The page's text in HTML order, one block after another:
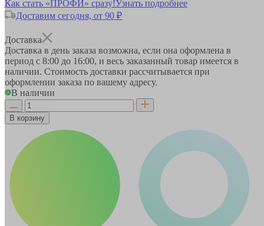
Как стать «ПРОФИ» сразу!Узнать подробнее
Доставим сегодня, от 90 ₽
Доставка
Доставка в день заказа возможна, если она оформлена в
период с 8:00 до 16:00, и весь заказанный товар имеется в
наличии. Стоимость доставки рассчитывается при
оформлении заказа по вашему адресу.
В наличии
В корзину